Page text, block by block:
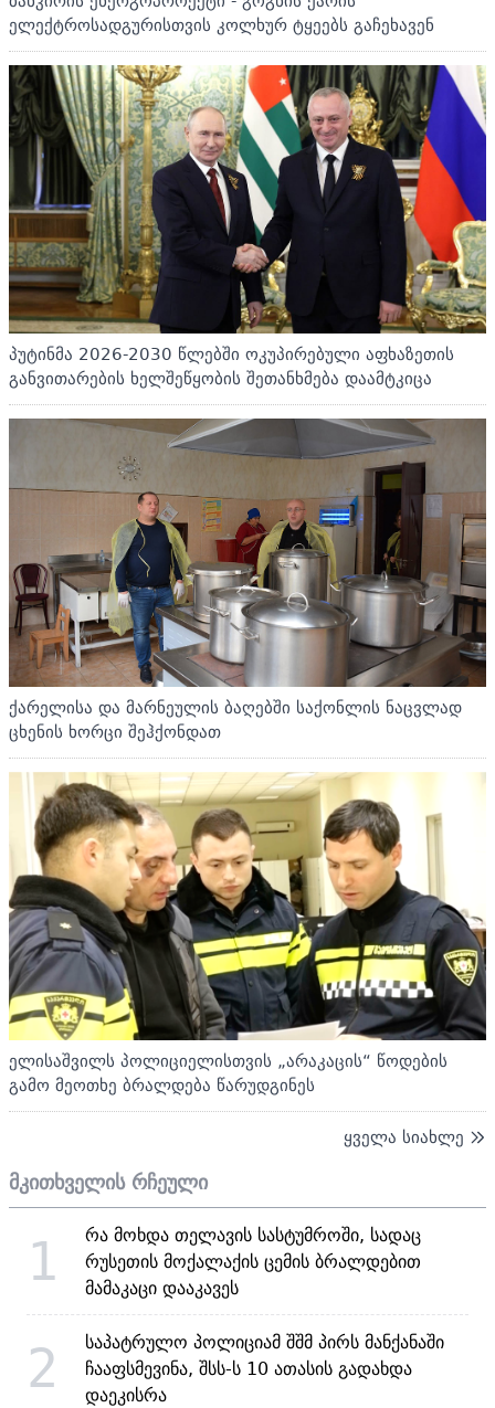
ელექტროსადგურისთვის კოლხურ ტყეებს გაჩეხავენ
პუტინმა 2026-2030 წლებში ოკუპირებული აფხაზეთის
განვითარების ხელშეწყობის შეთანხმება დაამტკიცა
ქარელისა და მარნეულის ბაღებში საქონლის ნაცვლად
ცხენის ხორცი შეჰქონდათ
ელისაშვილს პოლიციელისთვის „არაკაცის“ წოდების
გამო მეოთხე ბრალდება წარუდგინეს
ყველა სიახლე
მკითხველის რჩეული
1
რა მოხდა თელავის სასტუმროში, სადაც
რუსეთის მოქალაქის ცემის ბრალდებით
მამაკაცი დააკავეს
2
საპატრულო პოლიციამ შშმ პირს მანქანაში
ჩააფსმევინა, შსს-ს 10 ათასის გადახდა
დაეკისრა